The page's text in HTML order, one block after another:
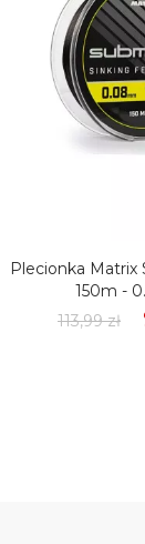
Plecionka Matrix
150m -
113,99 zł